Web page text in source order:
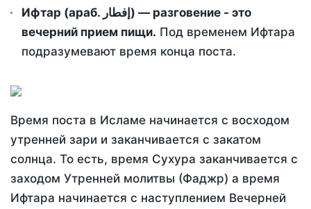
Ифтар (араб. إفطار) — разговение - это
вечерний прием пищи. Под временем Ифтара
подразумевают время конца поста.
Время поста в Исламе начинается с восходом
утренней зари и заканчивается с закатом
солнца. То есть, время Сухура заканчивается с
заходом Утренней молитвы (Фаджр) а время
Ифтара начинается с наступлением Вечерней